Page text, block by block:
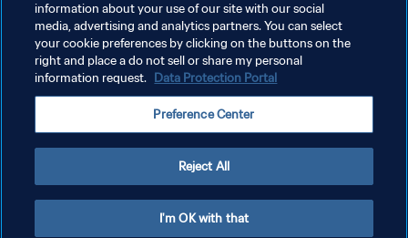
プライバシーポリシー
サービス利用規約
information about your use of our site with our social
media, advertising and analytics partners. You can select
your cookie preferences by clicking on the buttons on the
right and place a do not sell or share my personal
information request. Data Protection Portal
Preference Center
Reject All
I'm OK with that